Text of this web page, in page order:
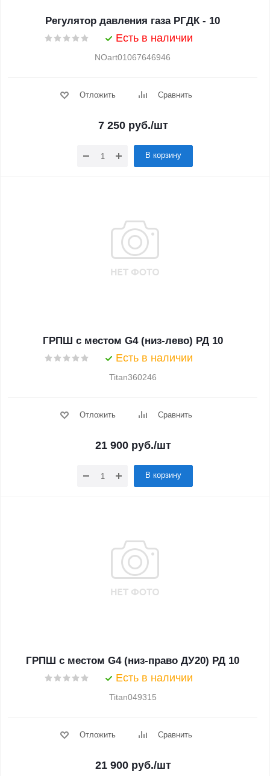
Регулятор давления газа РГДК - 10
Есть в наличии
NOart01067646946
Отложить Сравнить
7 250руб./шт
В корзину
ГРПШ с местом G4 (низ-лево) РД 10
Есть в наличии
Titan360246
Отложить Сравнить
21 900руб./шт
В корзину
ГРПШ с местом G4 (низ-право ДУ20) РД 10
Есть в наличии
Titan049315
Отложить Сравнить
21 900руб./шт